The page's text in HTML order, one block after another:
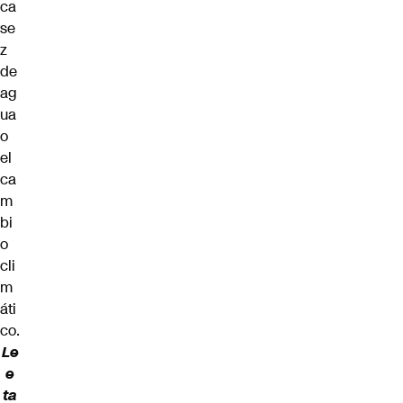
ca
se
z
de
ag
ua
o
el
ca
m
bi
o
cli
m
áti
co.
Le
e
ta